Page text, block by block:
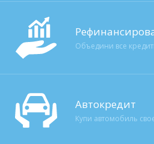
Объедини все
Автокредит
Купи автомобиль